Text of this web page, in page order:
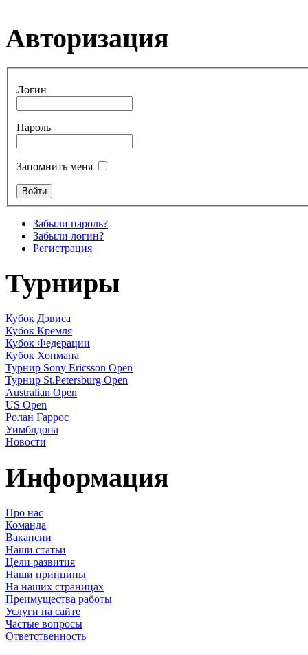
Авторизация
Логин
Пароль
Запомнить меня
Забыли пароль?
Забыли логин?
Регистрация
Турниры
Кубок Дэвиса
Кубок Кремля
Кубок Федерации
Кубок Хопмана
Турнир Sony Ericsson Open
Турнир St.Petersburg Open
Australian Open
US Open
Ролан Гаррос
Уимблдона
Новости
Информация
Про нас
Команда
Вакансии
Наши статьи
Цели развития
Наши принципы
На наших страницах
Преимущества работы
Услуги на сайте
Частые вопросы
Ответственность